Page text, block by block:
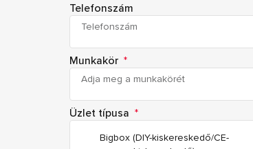
Telefonszám
Munkakör *
Üzlet típusa *
Bigbox (DIY-kiskereskedő/CE-